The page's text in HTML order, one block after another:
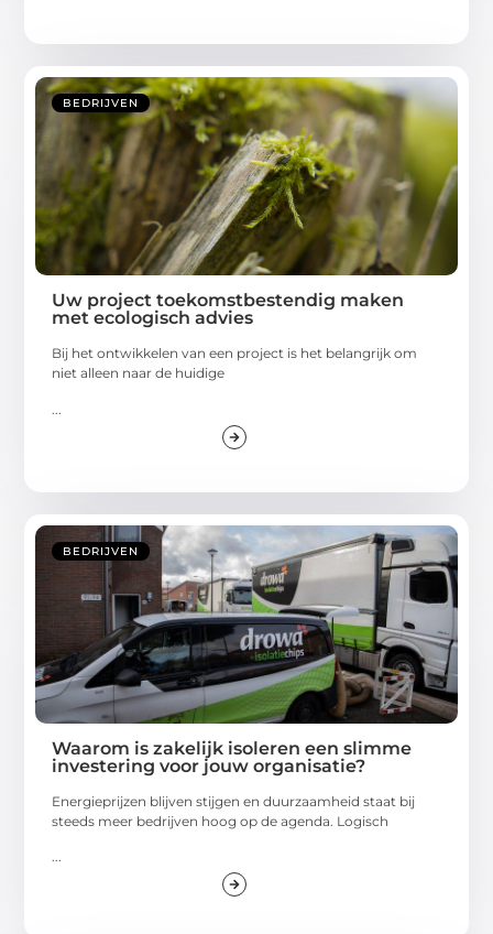
BEDRIJVEN
Uw project toekomstbestendig maken
met ecologisch advies
Bij het ontwikkelen van een project is het belangrijk om
niet alleen naar de huidige
BEDRIJVEN
Waarom is zakelijk isoleren een slimme
investering voor jouw organisatie?
Energieprijzen blijven stijgen en duurzaamheid staat bij
steeds meer bedrijven hoog op de agenda. Logisch
...